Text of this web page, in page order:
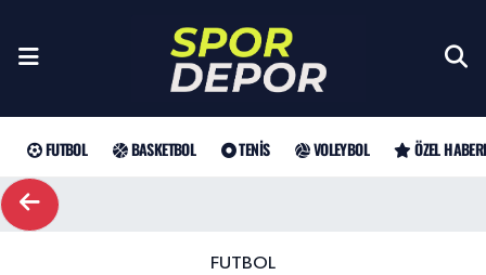
FUTBOL BASKETBOL TENIS VOLEYBOL ÖZEL
FUTBOL
Türkiye Basketbol Ligi
Sultanlar Ligi
Nöbetçi Eczaneler